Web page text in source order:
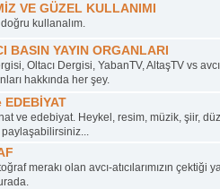
VE GÜZEL KULLANIMI
kullanalım.
BASIN YAYIN ORGANLARI
Oltacı Dergisi, YabanTV, AltaşTV vs avcı
hakkında her şey.
EDEBİYAT
ve edebiyat. Heykel, resim, müzik, şiir,
merakı olan avcı-atıcılarımızın çektiği